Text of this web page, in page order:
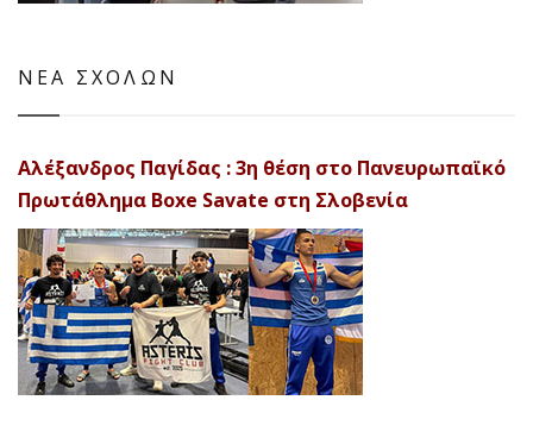
ΝΕΑ ΣΧΟΛΩΝ
Αλέξανδρος Παγίδας : 3η θέση στο Πανευρωπαϊκό
Πρωτάθλημα Boxe Savate στη Σλοβενία